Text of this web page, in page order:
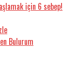
için 6 sebep!
Bulurum